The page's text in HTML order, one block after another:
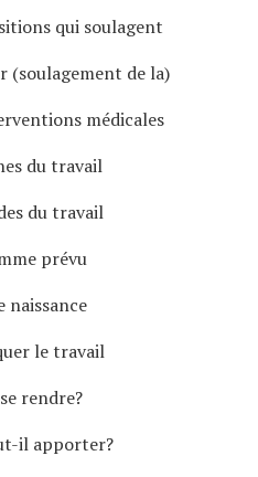
qui soulagent
(soulagement de la)
médicales
du travail
du travail
prévu
naissance
le travail
rendre?
il apporter?